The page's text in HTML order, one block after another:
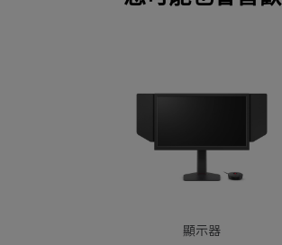
顯示器